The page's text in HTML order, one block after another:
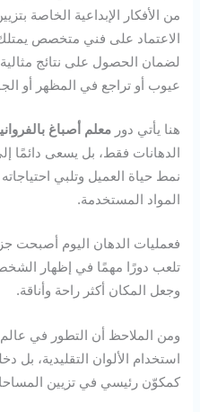
من الأفكار الإبداعية الخاصة
الاعتماد على فني متخصص
لضمان الحصول على نتائج
عيوب أو تراجع في المظهر أو
هنا يأتي دورمعلم أصباغ
الدهانات فقط، بل يسعى دائمًا
نمط حياة العميل وتلبي
المواد المستخدمة.
فعمليات الدهان اليوم أصبحت
تلعب دورًا مهمًا في إظهار
وجعل المكان أكثر راحة وأناقة.
ومن الملاحظ أن التطور في
استخدام الألوان التقليدية، بل
كمكوّن رئيسي في تزيين